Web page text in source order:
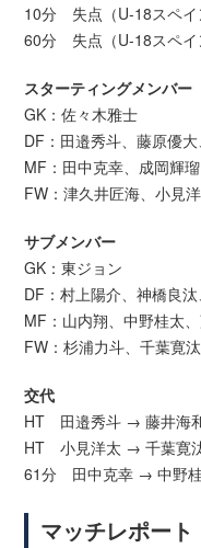
10分 失点（U-18スペイ
60分 失点（U-18スペイ
スターティングメンバー
GK：佐々木雅士
DF：田邉秀斗、藤原優
MF：田中克幸、成岡輝
FW：津久井匠海、小見
サブメンバー
GK：東ジョン
DF：村上陽介、神橋良
MF：山内翔、中野桂太
FW：杉浦力斗、千葉寛汰
交代
HT 田邉秀斗 → 藤井海
HT 小見洋太 → 千葉寛
61分 田中克幸 → 中野
マッチレポート